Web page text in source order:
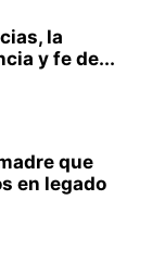
la
y fe de...
que
en legado